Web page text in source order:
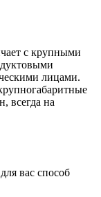
с крупными
лицами.
всегда на
вас способ